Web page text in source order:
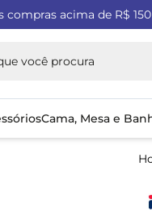
compras acima de R$ 150
Cama, Mesa e